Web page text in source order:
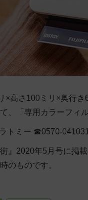
×高さ100ミリ×奥行
、「専用カラーフィ
トミー ☎0570-041031
』2020年5月号に掲載
のものです。